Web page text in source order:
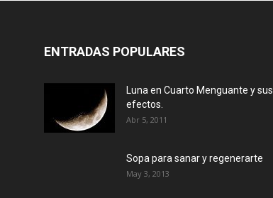
ENTRADAS POPULARES
Luna en Cuarto Menguante y sus
efectos.
Abr 5, 2011
Sopa para sanar y regenerarte
May 3, 2013